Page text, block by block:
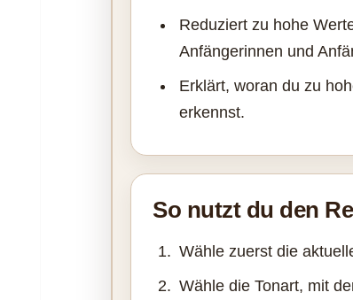
Reduziert zu hohe
Anfängerinnen und
Erklärt, woran du zu
erkennst.
So nutzt du den
Wähle zuerst die
Wähle die Tonart, mit